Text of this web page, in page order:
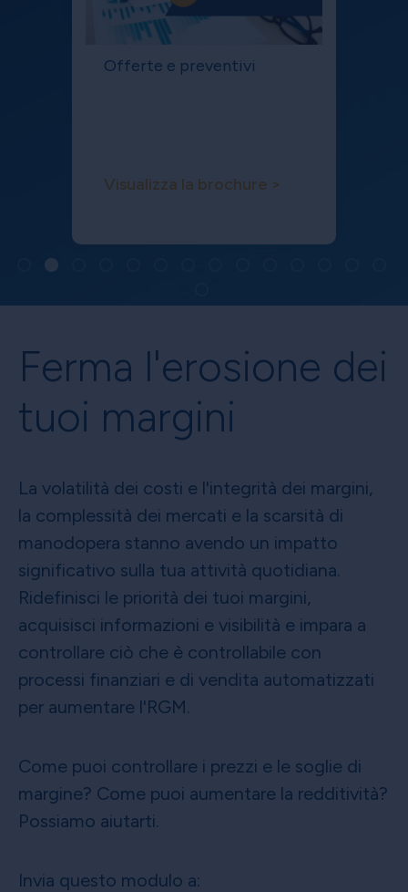
Offerte e preventivi
Visualizza la brochure >
Ferma l'erosione dei
tuoi margini
La volatilità dei costi e l'integrità dei margini,
la complessità dei mercati e la scarsità di
manodopera stanno avendo un impatto
significativo sulla tua attività quotidiana.
Ridefinisci le priorità dei tuoi margini,
acquisisci informazioni e visibilità e impara a
controllare ciò che è controllabile con
processi finanziari e di vendita automatizzati
per aumentare l'RGM.
Come puoi controllare i prezzi e le soglie di
margine? Come puoi aumentare la redditività?
Possiamo aiutarti.
Invia questo modulo a: